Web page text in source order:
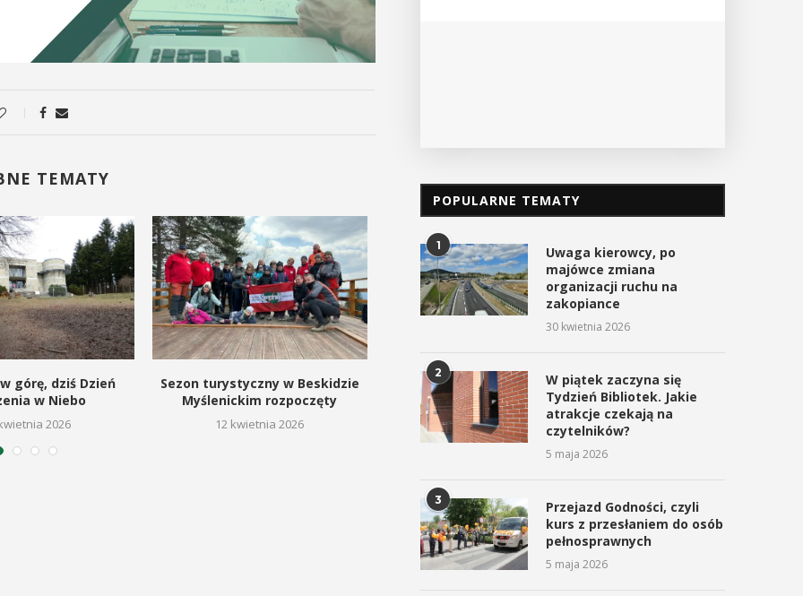
TEMATY
górę, dziś Dzień
w Niebo
2026
Sezon turystyczny w Beskidzie
Myślenickim rozpoczęty
12 kwietnia 2026
Czas zacząć sezon górskich
wędrówek
10 kwietnia 2026
W Tokarni uczczono
Pamięci Polaków
POKAŻ SZCZEGÓŁY
POPULARNE TEMATY
1
Uwaga kierowcy, po
majówce zmiana
organizacji ruchu na
zakopiance
30 kwietnia 2026
2
W piątek zaczyna się
Tydzień Bibliotek. Jakie
atrakcje czekają na
czytelników?
5 maja 2026
3
Przejazd Godności, czyli
kurs z przesłaniem do osób
pełnosprawnych
5 maja 2026